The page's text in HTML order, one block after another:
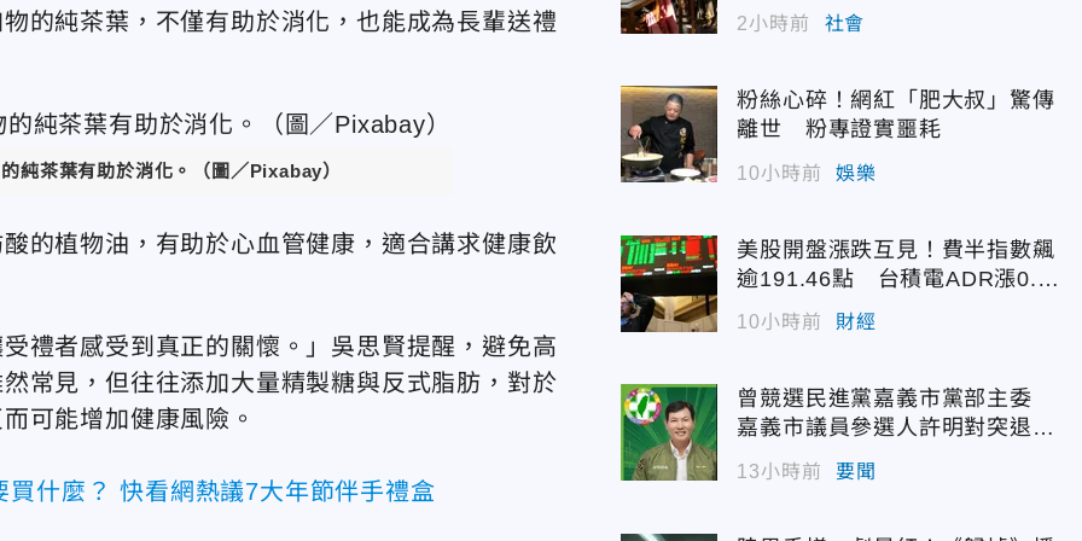
的純茶葉，不僅有助於消化，也能成為長輩送禮
純茶葉有助於消化。（圖／Pixabay）
的植物油，有助於心血管健康，適合講求健康飲
禮者感受到真正的關懷。」吳思賢提醒，避免高
常見，但往往添加大量精製糖與反式脂肪，對於
可能增加健康風險。
買什麼？ 快看網熱議7大年節伴手禮盒
2小時前 社會
粉絲心碎！網紅「肥大叔」驚傳
離世 粉專證實噩耗
10小時前 娛樂
美股開盤漲跌互見！費半指數飆
逾191.46點 台積電ADR漲0.9
3%
10小時前 財經
曾競選民進黨嘉義市黨部主委
嘉義市議員參選人許明對突退
選！
13小時前 要聞